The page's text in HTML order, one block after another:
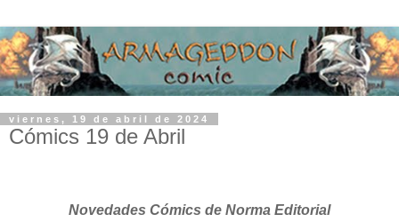
viernes, 19 de abril de 2024
Cómics 19 de Abril
Novedades Cómics de Norma Editorial